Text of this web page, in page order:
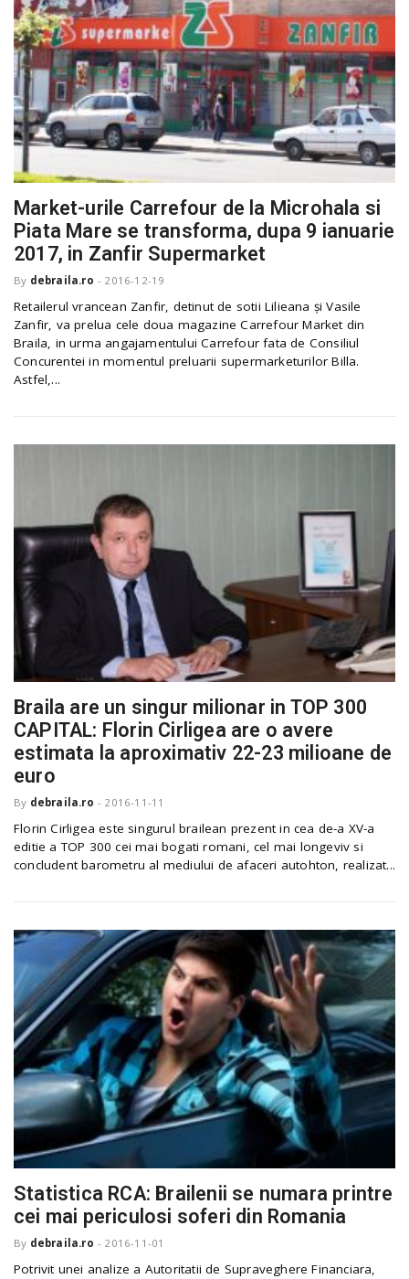
Market-urile Carrefour de la Microhala si
Piata Mare se transforma, dupa 9 ianuarie
2017, in Zanfir Supermarket
By debraila.ro - 2016-12-19
Retailerul vrancean Zanfir, detinut de sotii Lilieana și Vasile
Zanfir, va prelua cele doua magazine Carrefour Market din
Braila, in urma angajamentului Carrefour fata de Consiliul
Concurentei in momentul preluarii supermarketurilor Billa.
Astfel,...
Braila are un singur milionar in TOP 300
CAPITAL: Florin Cirligea are o avere
estimata la aproximativ 22-23 milioane de
euro
By debraila.ro - 2016-11-11
Florin Cirligea este singurul brailean prezent in cea de-a XV-a
editie a TOP 300 cei mai bogati romani, cel mai longeviv si
concludent barometru al mediului de afaceri autohton, realizat...
Statistica RCA: Brailenii se numara printre
cei mai periculosi soferi din Romania
By debraila.ro - 2016-11-01
Potrivit unei analize a Autoritatii de Supraveghere Financiara,